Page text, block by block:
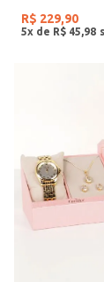
R$ 229,90
5x de R$ 45 98